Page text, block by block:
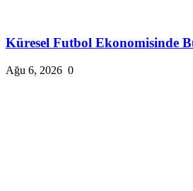
Küresel Futbol Ekonomisinde
Ağu 6, 2026 0